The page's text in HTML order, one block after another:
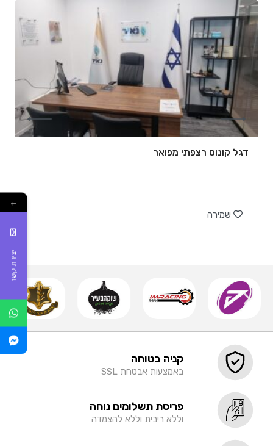
דגל קונוס רצפתי מפואר
שמירה
קניה בטוחה
באמצעות אבטחת SSL
פריסת תשלומים נוחה
וללא ריבית וללא להצמדה
←
יצירת קשר